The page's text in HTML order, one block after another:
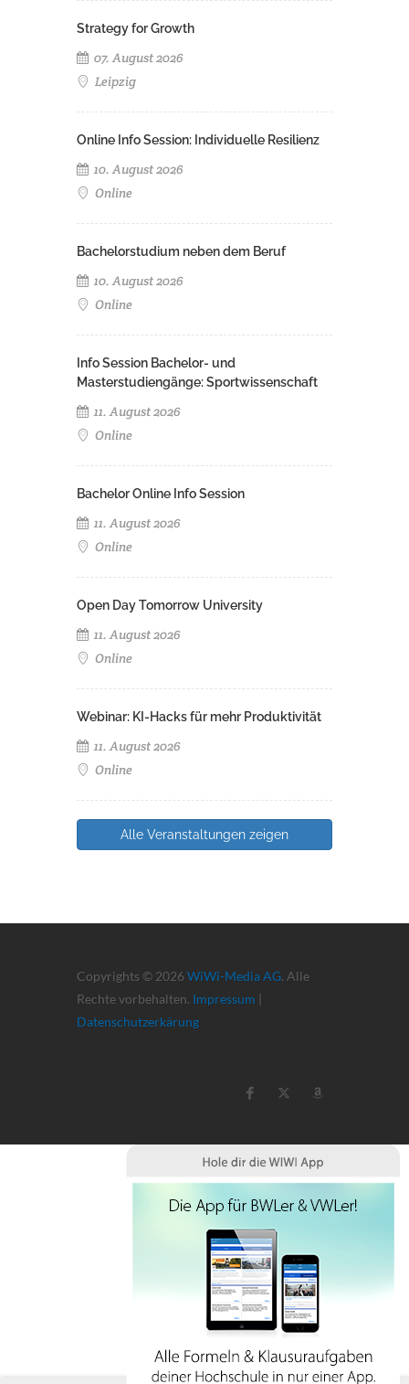
Strategy for Growth
07. August 2026
Leipzig
Online Info Session: Individuelle Resilienz
10. August 2026
Online
Bachelorstudium neben dem Beruf
10. August 2026
Online
Info Session Bachelor- und
Masterstudiengänge: Sportwissenschaft
11. August 2026
Online
Bachelor Online Info Session
11. August 2026
Online
Open Day Tomorrow University
11. August 2026
Online
Webinar: KI-Hacks für mehr Produktivität
11. August 2026
Online
Alle Veranstaltungen zeigen
Copyrights © 2026 WiWi-Media AG. Alle
Rechte vorbehalten. Impressum |
Datenschutzerkärung